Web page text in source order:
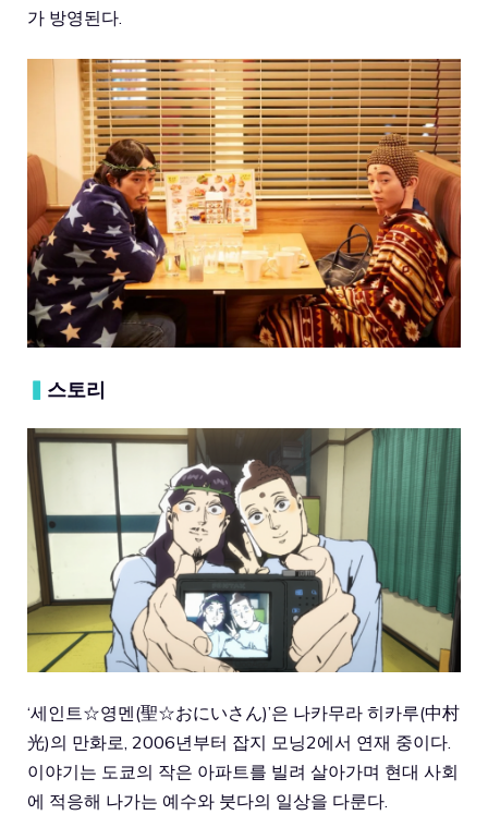
가 방영된다.
▍ 스토리
‘세인트☆영멘(聖☆おにいさん)’은 나카무라 히카루(中村
光)의 만화로, 2006년부터 잡지 모닝2에서 연재 중이다.
이야기는 도쿄의 작은 아파트를 빌려 살아가며 현대 사회
에 적응해 나가는 예수와 붓다의 일상을 다룬다.